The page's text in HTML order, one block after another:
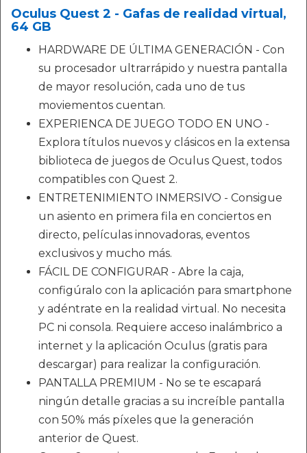
Oculus Quest 2 - Gafas de realidad virtual,
64 GB
HARDWARE DE ÚLTIMA GENERACIÓN - Con
su procesador ultrarrápido y nuestra pantalla
de mayor resolución, cada uno de tus
moviementos cuentan.
EXPERIENCA DE JUEGO TODO EN UNO -
Explora títulos nuevos y clásicos en la extensa
biblioteca de juegos de Oculus Quest, todos
compatibles con Quest 2.
ENTRETENIMIENTO INMERSIVO - Consigue
un asiento en primera fila en conciertos en
directo, películas innovadoras, eventos
exclusivos y mucho más.
FÁCIL DE CONFIGURAR - Abre la caja,
configúralo con la aplicación para smartphone
y adéntrate en la realidad virtual. No necesita
PC ni consola. Requiere acceso inalámbrico a
internet y la aplicación Oculus (gratis para
descargar) para realizar la configuración.
PANTALLA PREMIUM - No se te escapará
ningún detalle gracias a su increíble pantalla
con 50% más píxeles que la generación
anterior de Quest.